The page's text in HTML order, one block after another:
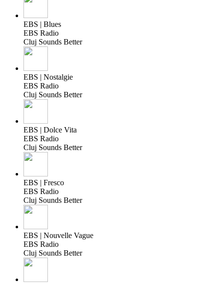
EBS | Blues
EBS Radio
Cluj Sounds Better
EBS | Nostalgie
EBS Radio
Cluj Sounds Better
EBS | Dolce Vita
EBS Radio
Cluj Sounds Better
EBS | Fresco
EBS Radio
Cluj Sounds Better
EBS | Nouvelle Vague
EBS Radio
Cluj Sounds Better